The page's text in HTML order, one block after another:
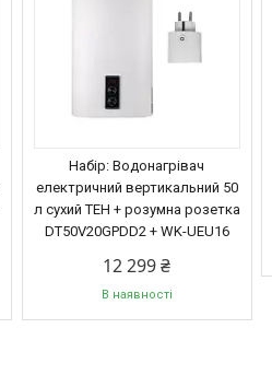
Набір: Водонагрівач
електричний вертикальний 50
л сухий ТЕН + розумна розетка
DT50V20GPDD2 + WK-UEU16
12 299 ₴
В наявності